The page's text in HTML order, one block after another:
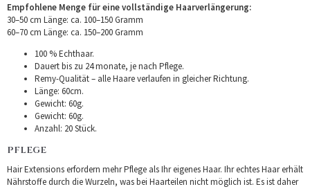
Empfohlene Menge für eine vollständige Haarverlängerung:
30–50 cm Länge: ca. 100–150 Gramm
60–70 cm Länge: ca. 150–200 Gramm
100 % Echthaar.
Dauert bis zu 24 monate, je nach Pflege.
Remy-Qualität – alle Haare verlaufen in gleicher Richtung.
Länge: 60cm.
Gewicht: 60g.
Gewicht: 60g.
Anzahl: 20 Stück.
PFLEGE
Hair Extensions erfordern mehr Pflege als Ihr eigenes Haar. Ihr echtes Haar erhält
Nährstoffe durch die Wurzeln, was bei Haarteilen nicht möglich ist. Es ist daher